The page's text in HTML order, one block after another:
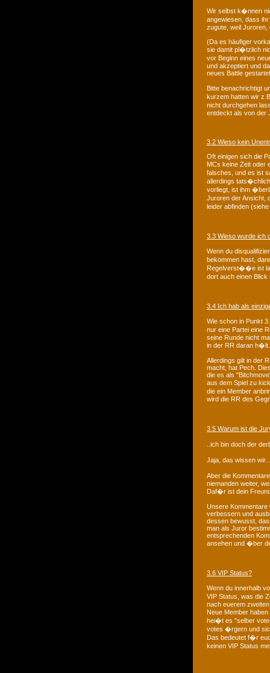
Wir selbst k�nnen
angewiesen, dass
zugute, weil Juroren,
(Da es häufiger
sie damit pl�tzlich
vor Beginn eines
und akzeptiert und
neues Battle
Bitte benachrichtigt
kurzem hatten wir
nicht durchgehen
entdeckt als von der
3.2 Wieso kein
Oft einigen sich die
MCs keine Zeit oder
falsches, und es ist
allerdings
vorliegt, ist ihm
Juroren der Ansicht,
leider abfinden
3.3 Wieso wurde ich
Wenn du
bekommen hast,
Regelverst��e ist
dort auch einen
3.4 Ich hab als
Wie schon in Punkt
nur eine Partei eine
seine Runde nicht
in der RR daran h�lt.
Allerdings gilt in der
macht, hat Pech.
die es als
aus dem Spiel zu
die ein Member
wird die RR des
3.5 Warum ist die
..ich bin doch der
Jaja, das wissen
Aber die
niemanden weiter,
Daf�r ist dein
Unsere Kommentare
verbessern und
dessen bewusst,
man als Juror
entsprechenden
ansehen und �ber
3.6 VIP Status?
Wenn du innerhalb
VIP Status, was die
nach euerem
Neue Member
hei�t es "selber
votes �rgern und
Das bedeutet f�r
keinen VIP Status